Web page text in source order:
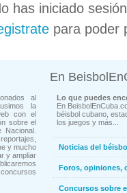
has iniciado
para poder
al
la
con el
sobre el
y mucho
y ampliar
En
Lo que puedes
En
béisbol cubano,
los juegos y más...
Noticias del
Foros, opiniones,
Concursos sobre